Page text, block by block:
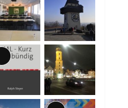
Lange
Beschreibung